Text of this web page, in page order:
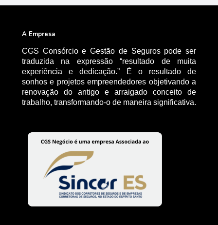
A Empresa
CGS Consórcio e Gestão de Seguros pode ser
traduzida na expressão “resultado de muita
experiência e dedicação.” É o resultado de
sonhos e projetos empreendedores objetivando a
renovação do antigo e arraigado conceito de
trabalho, transformando-o de maneira significativa.